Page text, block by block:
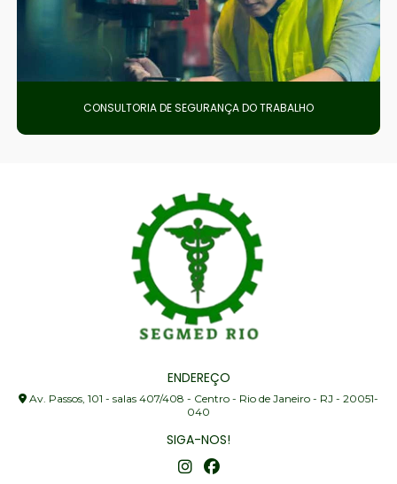
CONSULTORIA DE SEGURANÇA DO TRABALHO
ENDEREÇO
Av. Passos, 101 - salas 407/408 - Centro - Rio de Janeiro - RJ - 20051-
040
SIGA-NOS!